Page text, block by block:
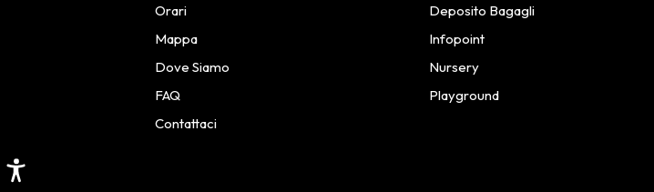
Orari
Mappa
Dove Siamo
FAQ
Contattaci
Deposito Bagagli
Infopoint
Nursery
Playground